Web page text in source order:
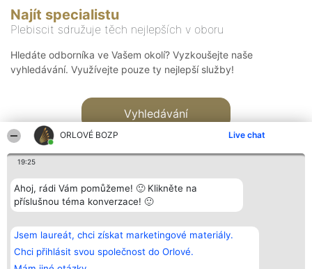
ORLOVÉ BOZP Live chat
19:25
Ahoj, rádi Vám pomůžeme! 🙂 Klikněte na
příslušnou téma konverzace! 🙂
Jsem laureát, chci získat marketingové materiály.
Chci přihlásit svou společnost do Orlové.
Najít specialistu
Plebiscit sdružuje těch nejlepších v oboru
Hledáte odborníka ve Vašem okolí? Vyzkoušejte naše
vyhledávání. Využívejte pouze ty nejlepší služby!
Vyhledávání
Bright Side Solutions sp. z o.
o. sp. k.
ul. Ruska 22
Wrocław 50-079
Vítězové
Seznam všech
laureátů
Zásady
Kontakt